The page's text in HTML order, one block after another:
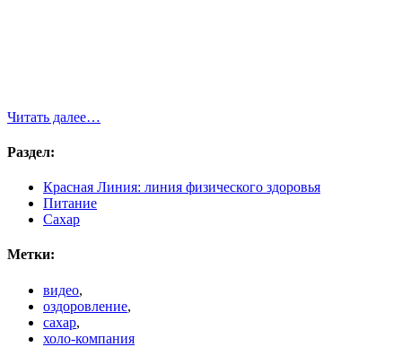
Читать далее…
Раздел:
Красная Линия: линия физического здоровья
Питание
Сахар
Метки:
видео,
оздоровление,
сахар,
холо-компания